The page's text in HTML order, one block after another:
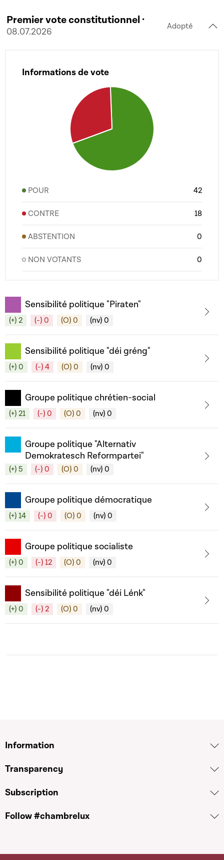
Premier vote constitutionnel ·
08.07.2026
Adopté
Informations de vote
POUR 42
CONTRE 18
ABSTENTION 0
NON VOTANTS 0
Sensibilité politique "Piraten"
(+) 2 (-) 0 (O) 0 (nv) 0
Sensibilité politique "déi gréng"
(+) 0 (-) 4 (O) 0 (nv) 0
Groupe politique chrétien-social
(+) 21 (-) 0 (O) 0 (nv) 0
Groupe politique "Alternativ
Demokratesch Reformpartei"
(+) 5 (-) 0 (O) 0 (nv) 0
Groupe politique démocratique
(+) 14 (-) 0 (O) 0 (nv) 0
Groupe politique socialiste
(+) 0 (-) 12 (O) 0 (nv) 0
Sensibilité politique "déi Lénk"
(+) 0 (-) 2 (O) 0 (nv) 0
Information
Transparency
Subscription
Follow #chambrelux